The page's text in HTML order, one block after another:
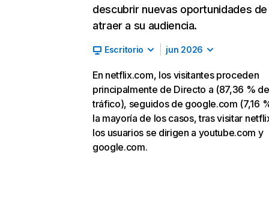
descubrir nuevas oportunidades de
atraer a su audiencia.
Escritorio jun 2026
En netflix.com, los visitantes proceden
principalmente de Directo a (87,36 % de
tráfico), seguidos de google.com (7,16
la mayoría de los casos, tras visitar
los usuarios se dirigen a youtube.com y
google.com.